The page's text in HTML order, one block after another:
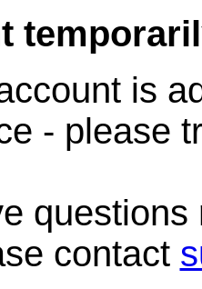
is
- please
contact